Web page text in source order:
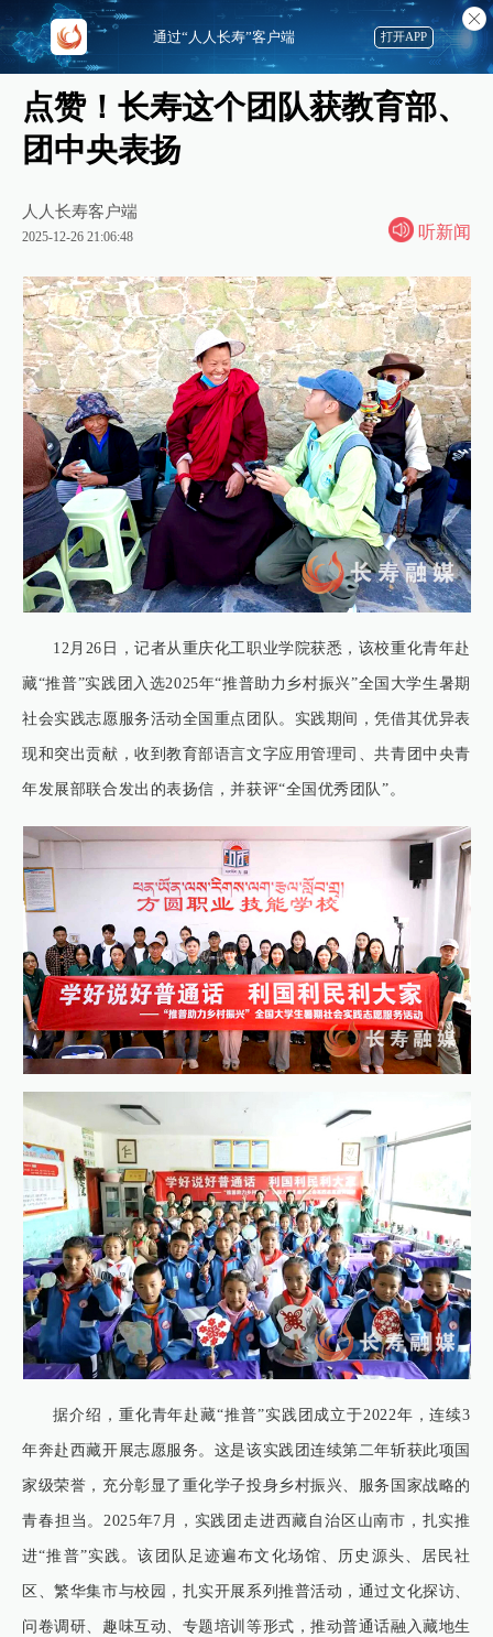
点赞！长寿这个团队获教育部、
团中央表扬
人人长寿客户端
2025-12-26 21:06:48 听新闻
12月26日，记者从重庆化工职业学院获悉，该校重化青年赴
藏“推普”实践团入选2025年“推普助力乡村振兴”全国大学生暑期
社会实践志愿服务活动全国重点团队。实践期间，凭借其优异表
现和突出贡献，收到教育部语言文字应用管理司、共青团中央青
年发展部联合发出的表扬信，并获评“全国优秀团队”。
据介绍，重化青年赴藏“推普”实践团成立于2022年，连续3
年奔赴西藏开展志愿服务。这是该实践团连续第二年斩获此项国
家级荣誉，充分彰显了重化学子投身乡村振兴、服务国家战略的
青春担当。2025年7月，实践团走进西藏自治区山南市，扎实推
进“推普”实践。该团队足迹遍布文化场馆、历史源头、居民社
区、繁华集市与校园，扎实开展系列推普活动，通过文化探访、
问卷调研、趣味互动、专题培训等形式，推动普通话融入藏地生
通过“人人长寿”客户端 打开APP